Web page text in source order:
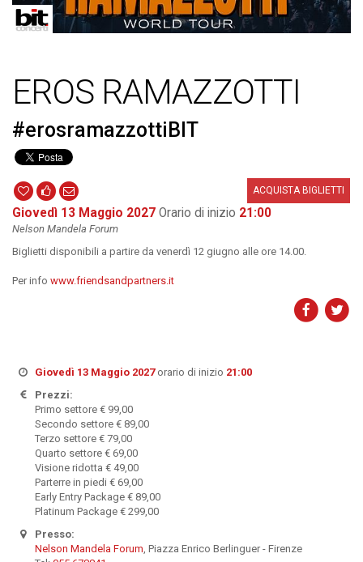
EROS RAMAZZOTTI
#erosramazzottiBIT
ACQUISTA BIGLIETTI
Giovedì 13 Maggio 2027 Orario di inizio 21:00
Nelson Mandela Forum
Biglietti disponibili a partire da venerdì 12 giugno alle ore 14.00.
Per info www.friendsandpartners.it
Giovedì 13 Maggio 2027orario di inizio 21:00
Prezzi:
Primo settore € 99,00
Secondo settore € 89,00
Terzo settore € 79,00
Quarto settore € 69,00
Visione ridotta € 49,00
Parterre in piedi € 69,00
Early Entry Package € 89,00
Platinum Package € 299,00
Presso:
Nelson Mandela Forum , Piazza Enrico Berlinguer - Firenze